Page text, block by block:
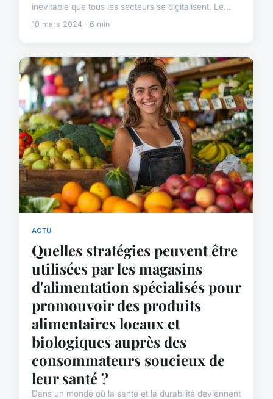
inévitable que tous les secteurs se digitalisent. Le...
10 mars 2024 · 6 min
ACTU
Quelles stratégies peuvent être
utilisées par les magasins
d'alimentation spécialisés pour
promouvoir des produits
alimentaires locaux et
biologiques auprès des
consommateurs soucieux de
leur santé ?
Dans un monde où la santé et la durabilité deviennent